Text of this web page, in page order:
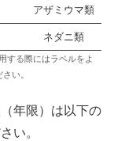
アザミウマ類
ネダニ類
する際にはラベルをよ
い。
年限）は以下の
い。